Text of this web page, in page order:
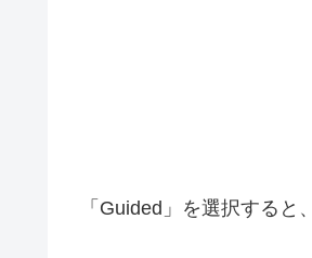
「Guided」を選択する